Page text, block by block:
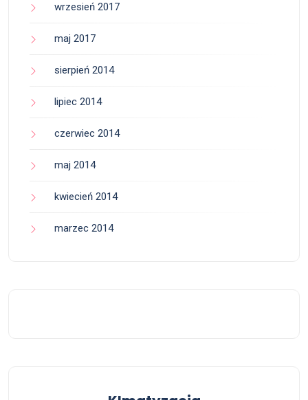
wrzesień 2017
maj 2017
sierpień 2014
lipiec 2014
czerwiec 2014
maj 2014
kwiecień 2014
marzec 2014